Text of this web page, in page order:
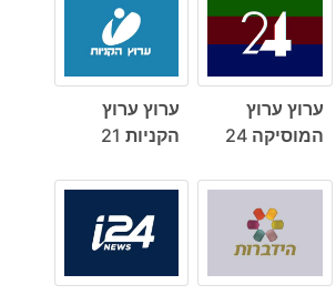
ערוץ ערוץ
המוסיקה 24
ערוץ ערוץ
הקניות 21